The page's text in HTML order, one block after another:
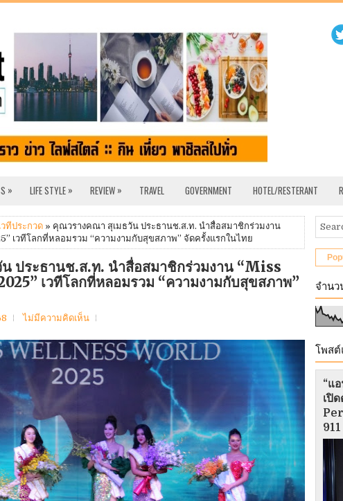
» LIFE STYLE » REVIEW » TRAVEL GOVERNMENT HOTEL/RESTERANT
วทีประกวด » คุณวรางคณา สุเมธวัน ประธานช.ส.ท. นำสื่อสมาชิกร่วมงาน
เวทีโลกที่หลอมรวม “ความงามกับสุขสภาพ” จัดครั้งแรกในไทย
ประธานช.ส.ท. นำสื่อสมาชิกร่วมงาน “Miss
เวทีโลกที่หลอมรวม “ความงามกับสุขสภาพ”
ไม่มีความคิดเห็น
จำนว
โพส
“แ
เปิ